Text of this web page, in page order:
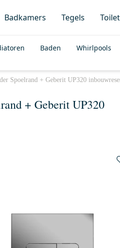
Badkamers Tegels
Baden Whirlpools
Spoelrand + Geberit UP320
+ Geberit UP320